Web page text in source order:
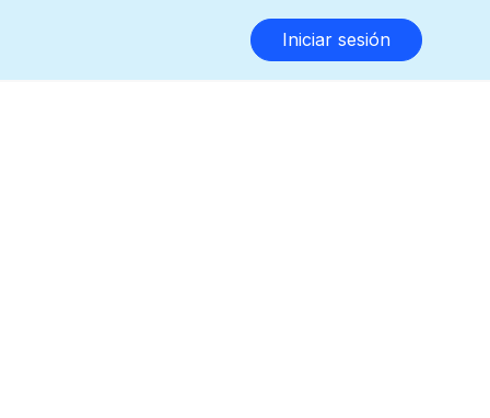
Iniciar sesión